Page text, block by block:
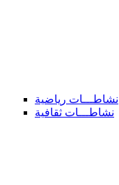
نشاطـــات رياضية
نشاطـــات ثقافية